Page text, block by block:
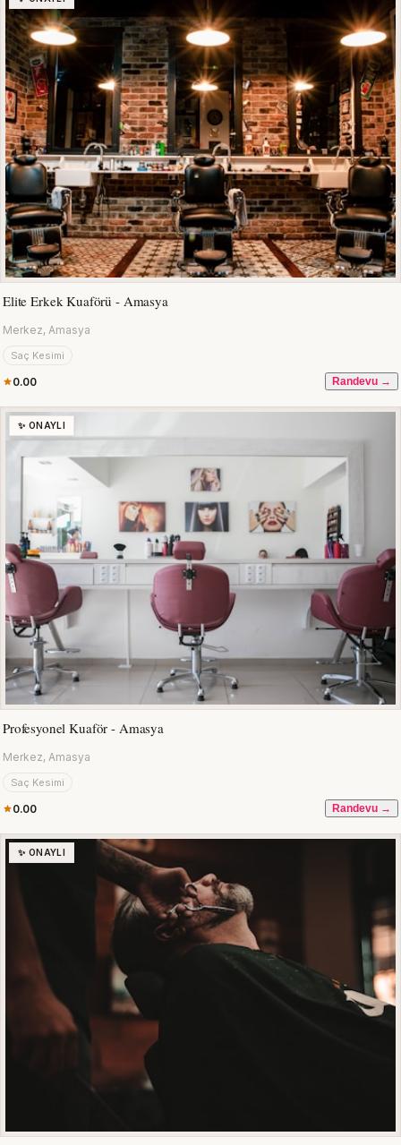
Elite Erkek Kuaförü - Amasya
Merkez, Amasya
Saç Kesimi
0.00 Randevu →
✨ ONAYLI
Profesyonel Kuaför - Amasya
Merkez, Amasya
Saç Kesimi
0.00 Randevu →
✨ ONAYLI